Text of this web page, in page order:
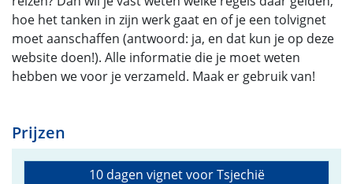
hoe het tanken in zijn werk gaat en of je een tolvignet
moet aanschaffen (antwoord: ja, en dat kun je op deze
website doen!). Alle informatie die je moet weten
hebben we voor je verzameld. Maak er gebruik van!
Prijzen
10 dagen vignet voor Tsjechië